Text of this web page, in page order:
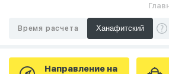
Время расчета
Направление на